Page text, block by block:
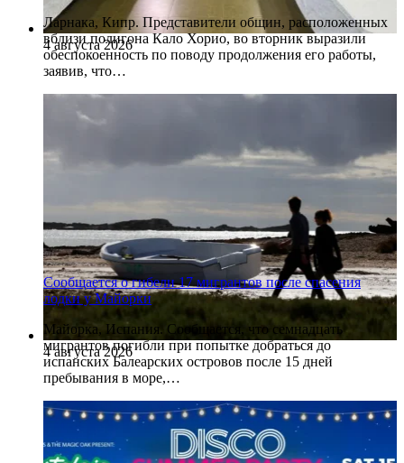
4 августа 2026
Ларнака, Кипр. Представители общин, расположенных
вблизи полигона Кало Хорио, во вторник выразили
обеспокоенность по поводу продолжения его работы,
заявив, что…
4 августа 2026
Сообщается о гибели 17 мигрантов после спасения
лодки у Майорки
Майорка, Испания. Сообщается, что семнадцать
мигрантов погибли при попытке добраться до
испанских Балеарских островов после 15 дней
пребывания в море,…